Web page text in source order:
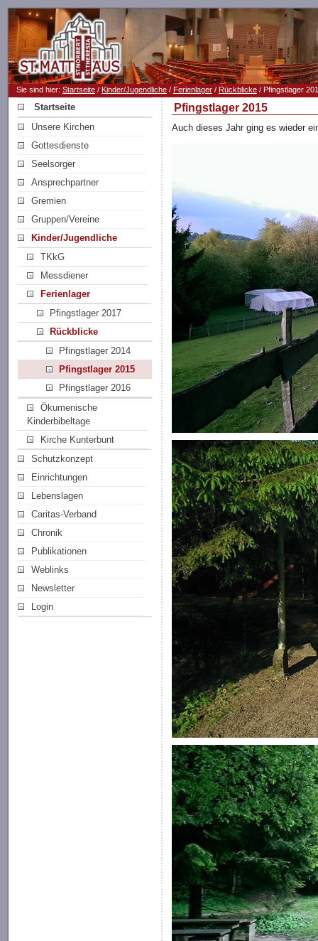
Sie sind hier: Startseite/ Kinder/Jugendliche/ Ferienlager/ Rückblicke/ Pfingstlager
Startseite
Unsere Kirchen
Gottesdienste
Seelsorger
Ansprechpartner
Gremien
Gruppen/Vereine
Kinder/Jugendliche
TKkG
Messdiener
Ferienlager
Pfingstlager 2017
Rückblicke
Pfingstlager 2014
Pfingstlager 2015
Pfingstlager 2016
Ökumenische
Kinderbibeltage
Kirche Kunterbunt
Schutzkonzept
Einrichtungen
Lebenslagen
Caritas-Verband
Chronik
Publikationen
Weblinks
Newsletter
Login
Pfingstlager 2015
Auch dieses Jahr ging es wieder